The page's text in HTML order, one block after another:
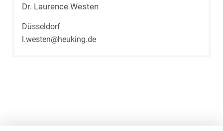
Dr. Laurence Westen
Düsseldorf
l.westen@heuking.de